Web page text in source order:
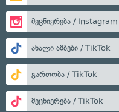
მეცნიერება / Instagram
ახალი ამბები / TikTok
გართობა / TikTok
მეცნიერება / TikTok